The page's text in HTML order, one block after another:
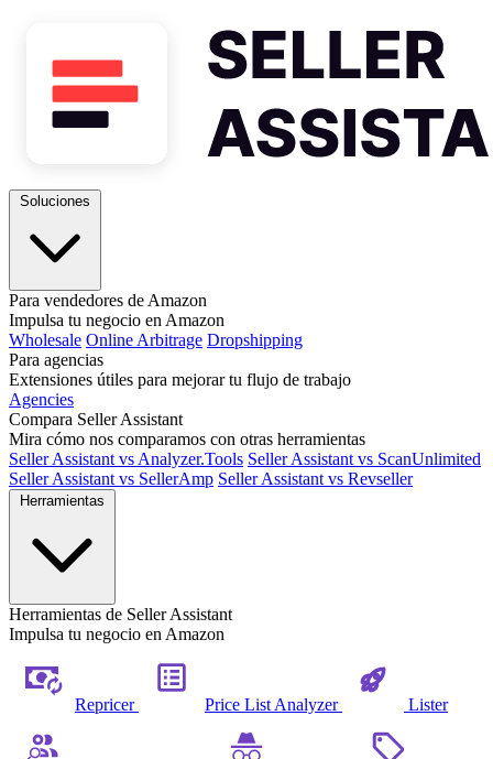
Para vendedores de Amazon
Impulsa tu negocio en Amazon
Wholesale Online Arbitrage Dropshipping
Para agencias
Extensiones útiles para mejorar tu flujo de trabajo
Agencies
Compara Seller Assistant
Mira cómo nos comparamos con otras herramientas
Seller Assistant vs Analyzer.Tools Seller Assistant vs ScanUnlimited
Seller Assistant vs SellerAmp Seller Assistant vs Revseller
Herramientas de Seller Assistant
Impulsa tu negocio en Amazon
Repricer Price List Analyzer Lister